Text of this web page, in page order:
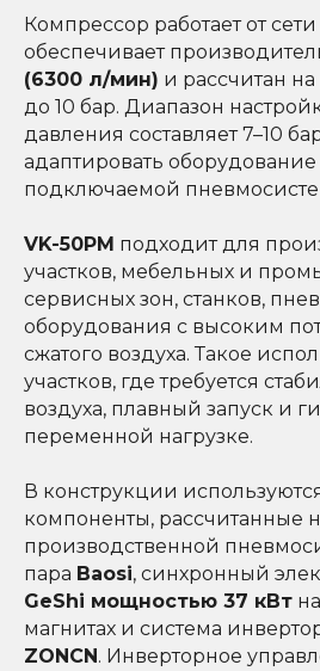
Компрессор работает от
обеспечивает
(6300 л/мин) и рассчитан
до 10 бар. Диапазон
давления составляет 7–10
адаптировать
подключаемой
VK-50PM подходит для
участков, мебельных и
сервисных зон, станков,
оборудования с высоким
сжатого воздуха. Такое
участков, где требуется
воздуха, плавный запуск и
переменной нагрузке.
В конструкции
компоненты, рассчитанные
производственной
пара Baosi, синхронный
GeShi мощностью 37 кВт
магнитах и система
ZONCN . Инверторное